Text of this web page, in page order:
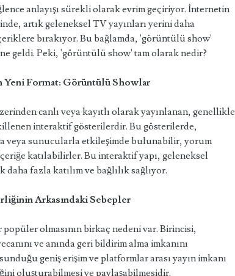
anlayışı sürekli olarak evrim geçiriyor. İnternetin
artık geleneksel TV yayınları yerini daha
bırakıyor. Bu bağlamda, 'görüntülü show'
geldi. Peki, 'görüntülü show' tam olarak nedir?
Yeni Format: Görüntülü Showlar
canlı veya kayıtlı olarak yayınlanan, genellikle
interaktif gösterilerdir. Bu gösterilerde,
sunucularla etkileşimde bulunabilir, yorum
katılabilirler. Bu interaktif yapı, geleneksel
fazla katılım ve bağlılık sağlıyor.
Arkasındaki Sebepler
olmasının birkaç nedeni var. Birincisi,
ve anında geri bildirim alma imkanını
geniş erişim ve platformlar arası yayın imkanı
oluşturabilmesi ve paylaşabilmesidir.